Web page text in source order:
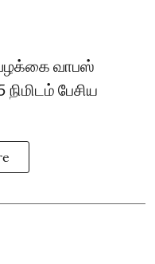
வழக்கை வாபஸ்
பேசிய